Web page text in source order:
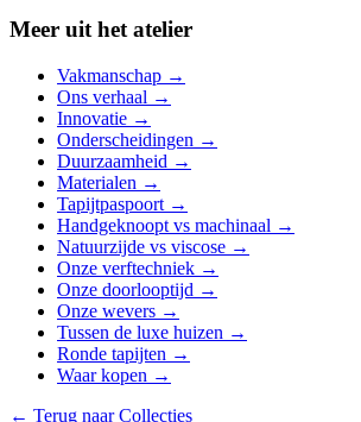
Meer uit het atelier
Vakmanschap →
Ons verhaal →
Innovatie →
Onderscheidingen →
Duurzaamheid →
Materialen →
Tapijtpaspoort →
Handgeknoopt vs machinaal →
Natuurzijde vs viscose →
Onze verftechniek →
Onze doorlooptijd →
Onze wevers →
Tussen de luxe huizen →
Ronde tapijten →
Waar kopen →
← Terug naar Collecties